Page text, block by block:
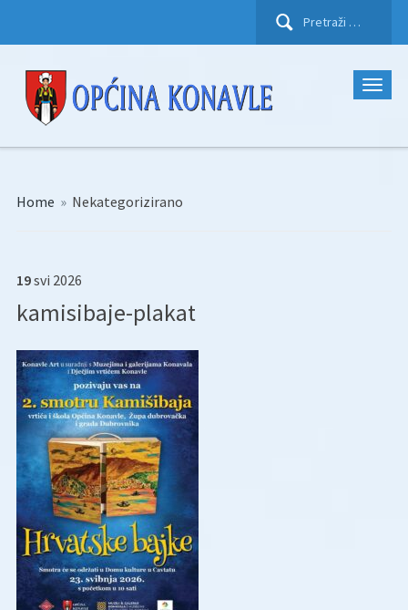
Pretraži:
Home » Nekategorizirano
19svi 2026
kamisibaje-plakat